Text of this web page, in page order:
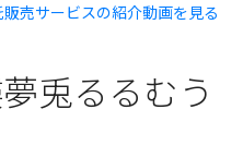
販売サービスの紹介動画を見る
兎るるむう